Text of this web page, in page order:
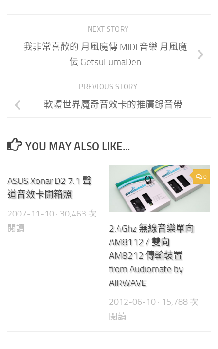
NEXT STORY
我非常喜歡的 月風魔傳 MIDI 音樂 月風魔
伝 GetsuFumaDen
PREVIOUS STORY
軟體世界魔奇音效卡的推廣錄音帶
YOU MAY ALSO LIKE...
ASUS Xonar D2 7.1 聲
道音效卡開箱照
2007-11-10 · 30,463 次
閱讀
0
2.4Ghz 無線音樂單向
AM8112 / 雙向
AM8212 傳輸裝置
from Audiomate by
AIRWAVE
2012-06-10 · 15,788 次
閱讀